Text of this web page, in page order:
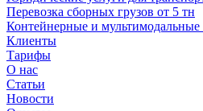
Перевозка сборных грузов от 5 тн
Контейнерные и мультимодальные
Клиенты
Тарифы
О нас
Статьи
Новости